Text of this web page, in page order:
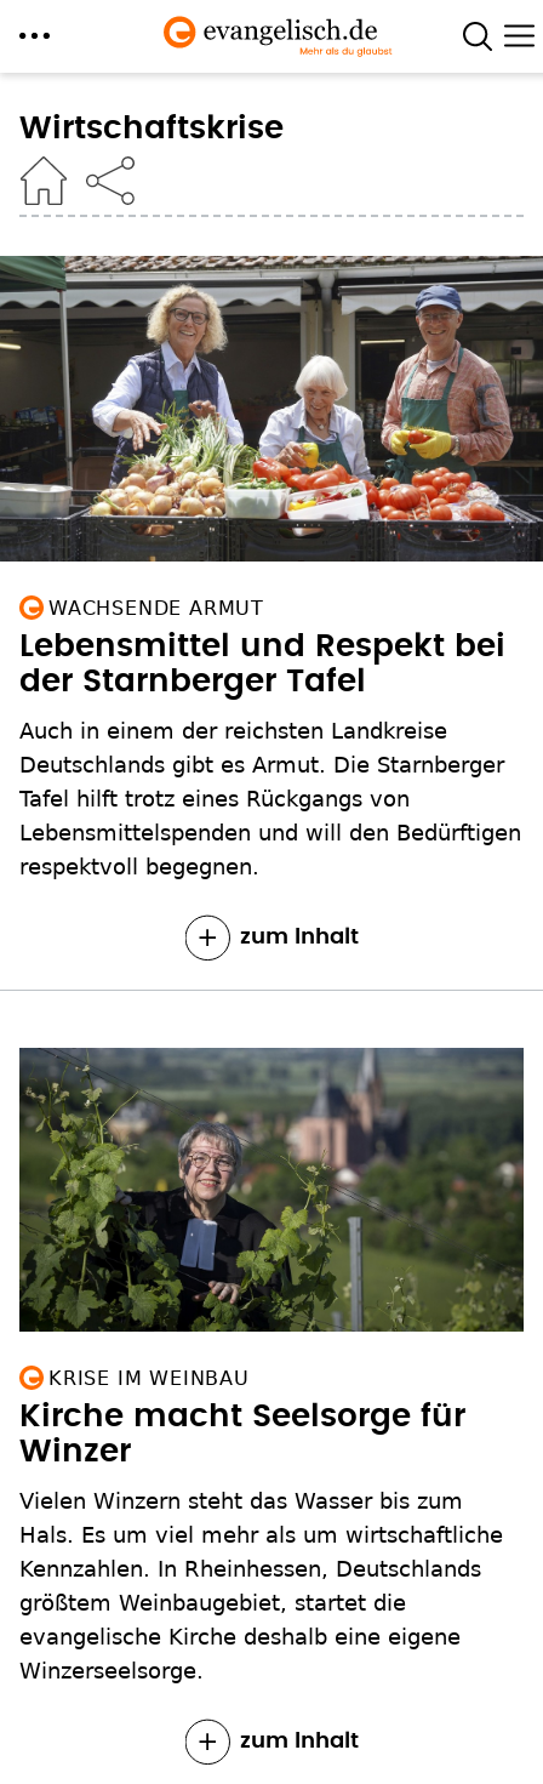
zum
Inhalt
Wirtschaftskrise
WACHSENDE ARMUT
Lebensmittel und Respekt bei
der Starnberger Tafel
Auch in einem der reichsten Landkreise
Deutschlands gibt es Armut. Die Starnberger
Tafel hilft trotz eines Rückgangs von
Lebensmittelspenden und will den Bedürftigen
respektvoll begegnen.
zum Inhalt
KRISE IM WEINBAU
Kirche macht Seelsorge für
Winzer
Vielen Winzern steht das Wasser bis zum
Hals. Es um viel mehr als um wirtschaftliche
Kennzahlen. In Rheinhessen, Deutschlands
größtem Weinbaugebiet, startet die
evangelische Kirche deshalb eine eigene
Winzerseelsorge.
zum Inhalt